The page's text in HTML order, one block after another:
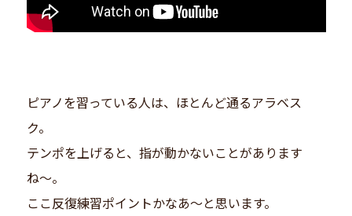
ピアノを習っている人は、ほとんど通るアラベス
ク。
テンポを上げると、指が動かないことがあります
ね〜。
ここ反復練習ポイントかなあ〜と思います。